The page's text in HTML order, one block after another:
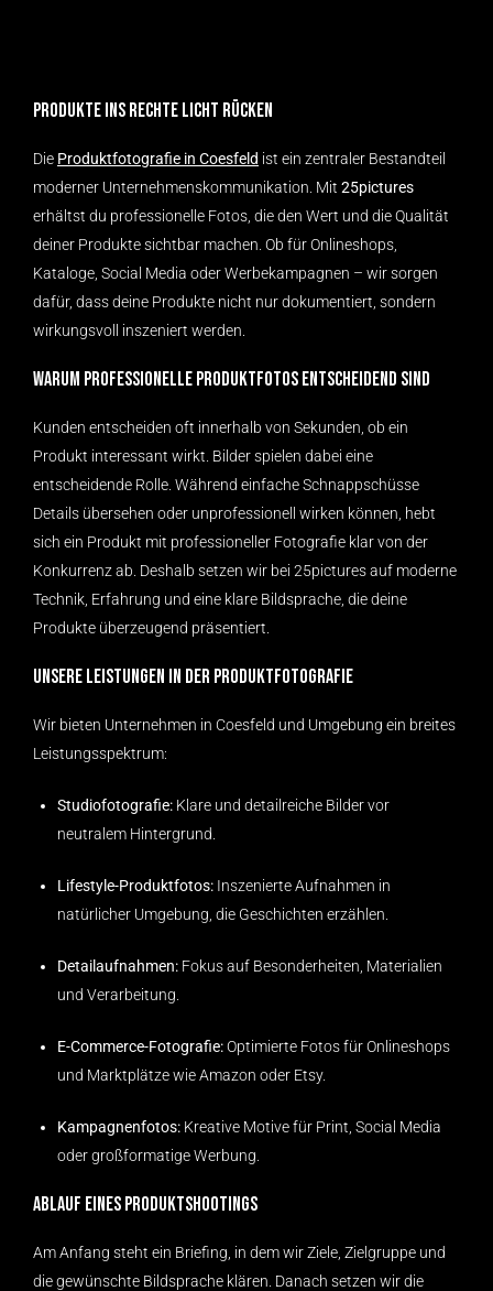
Produkte ins rechte Licht rücken
Die Produktfotografie in Coesfeld ist ein zentraler Bestandteil
moderner Unternehmenskommunikation. Mit 25pictures
erhältst du professionelle Fotos, die den Wert und die Qualität
deiner Produkte sichtbar machen. Ob für Onlineshops,
Kataloge, Social Media oder Werbekampagnen – wir sorgen
dafür, dass deine Produkte nicht nur dokumentiert, sondern
wirkungsvoll inszeniert werden.
Warum professionelle Produktfotos entscheidend sind
Kunden entscheiden oft innerhalb von Sekunden, ob ein
Produkt interessant wirkt. Bilder spielen dabei eine
entscheidende Rolle. Während einfache Schnappschüsse
Details übersehen oder unprofessionell wirken können, hebt
sich ein Produkt mit professioneller Fotografie klar von der
Konkurrenz ab. Deshalb setzen wir bei 25pictures auf moderne
Technik, Erfahrung und eine klare Bildsprache, die deine
Produkte überzeugend präsentiert.
Unsere Leistungen in der Produktfotografie
Wir bieten Unternehmen in Coesfeld und Umgebung ein breites
Leistungsspektrum:
Studiofotografie: Klare und detailreiche Bilder vor
neutralem Hintergrund.
Lifestyle-Produktfotos: Inszenierte Aufnahmen in
natürlicher Umgebung, die Geschichten erzählen.
Detailaufnahmen: Fokus auf Besonderheiten, Materialien
und Verarbeitung.
E-Commerce-Fotografie:Optimierte Fotos für Onlineshops
und Marktplätze wie Amazon oder Etsy.
Kampagnenfotos: Kreative Motive für Print, Social Media
oder großformatige Werbung.
Ablauf eines Produktshootings
Am Anfang steht ein Briefing, in dem wir Ziele, Zielgruppe und
die gewünschte Bildsprache klären. Danach setzen wir die